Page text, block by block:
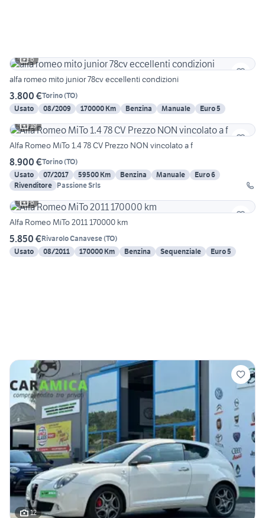
6
alfa romeo mito junior 78cv eccellenti condizioni
3.800 €Torino(TO)
Usato
08/2009 170000 Km Benzina Manuale
Euro 5
19
Alfa Romeo MiTo 1.4 78 CV Prezzo NON vincolato a f
8.900 €Torino(TO)
Usato
07/2017 59500 Km Benzina Manuale
Euro 6
Rivenditore Passione Srls
6
Alfa Romeo MiTo 2011 170000 km
5.850 €Rivarolo Canavese(TO)
Usato
08/2011 170000 Km Benzina Sequenziale Euro 5
12